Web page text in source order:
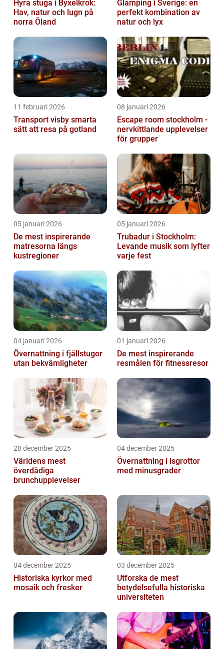
Hyra stuga i Byxelkrok:
Hav, natur och lugn på
norra Öland
Glamping i Sverige: en
perfekt kombination av
natur och lyx
11 februari 2026
Transport visby smarta
sätt att resa på gotland
08 januari 2026
Escape room stockholm -
nervkittlande upplevelser
för grupper
05 januari 2026
De mest inspirerande
matresorna längs
kustregioner
05 januari 2026
Trubadur i Stockholm:
Levande musik som lyfter
varje fest
04 januari 2026
Övernattning i fjällstugor
utan bekvämligheter
01 januari 2026
De mest inspirerande
resmålen för fitnessresor
28 december 2025
Världens mest
överdådiga
brunchupplevelser
04 december 2025
Övernattning i isgrottor
med minusgrader
04 december 2025
Historiska kyrkor med
mosaik och fresker
03 december 2025
Utforska de mest
betydelsefulla historiska
universiteten